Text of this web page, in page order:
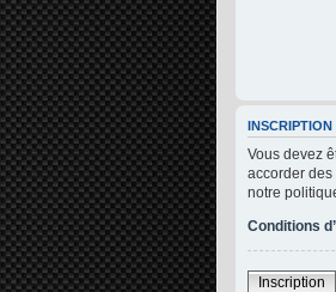
INSCRIPTION
Vous devez
accorder des
notre
Conditions
Inscription